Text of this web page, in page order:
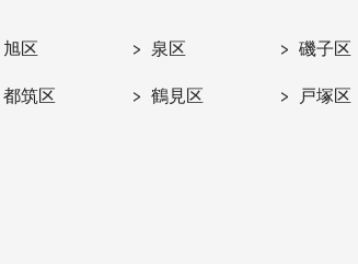
旭区 泉区 磯子区
都筑区 鶴見区 戸塚区